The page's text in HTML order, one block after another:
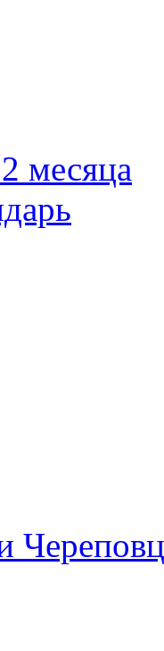
месяца